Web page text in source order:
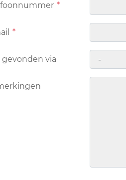
*
*
gevonden via